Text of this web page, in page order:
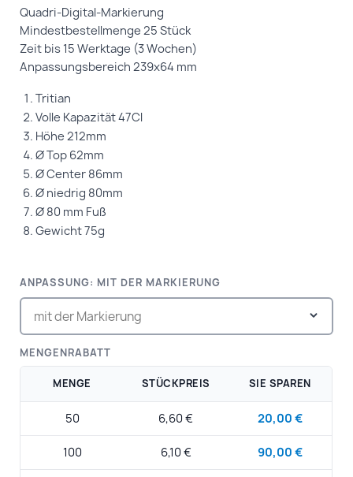
Quadri-Digital-Markierung
Mindestbestellmenge 25 Stück
Zeit bis 15 Werktage (3 Wochen)
Anpassungsbereich 239x64 mm
Tritian
Volle Kapazität 47Cl
Höhe 212mm
Ø Top 62mm
Ø Center 86mm
Ø niedrig 80mm
Ø 80 mm Fuß
Gewicht 75g
ANPASSUNG: MIT DER MARKIERUNG
MENGENRABATT
MENGE STÜCKPREIS SIE SPAREN
50 6,60 € 20,00 €
100 6,10 € 90,00 €